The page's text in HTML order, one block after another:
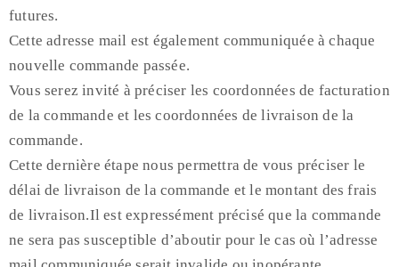
futures.
Cette adresse mail est également communiquée à chaque
nouvelle commande passée.
Vous serez invité à préciser les coordonnées de facturation
de la commande et les coordonnées de livraison de la
commande.
Cette dernière étape nous permettra de vous préciser le
délai de livraison de la commande et le montant des frais
de livraison.Il est expressément précisé que la commande
ne sera pas susceptible d’aboutir pour le cas où l’adresse